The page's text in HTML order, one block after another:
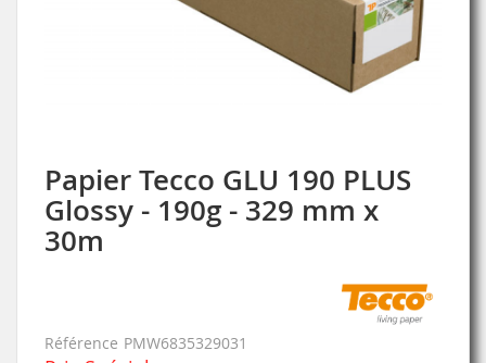
Papier Tecco GLU 190 PLUS
Glossy - 190g - 329 mm x
30m
Référence PMW6835329031
Skip
to
the
beginning